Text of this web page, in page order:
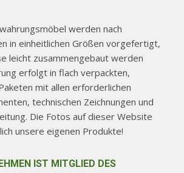
werden nach
in einheitlichen Größen vorgefertigt,
leicht zusammengebaut werden
erfolgt in flach verpackten,
mit allen erforderlichen
technischen Zeichnungen und
Die Fotos auf dieser Website
unsere eigenen Produkte!
IST MITGLIED DES